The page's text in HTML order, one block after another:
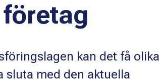
kan det få olika
sluta med den aktuella